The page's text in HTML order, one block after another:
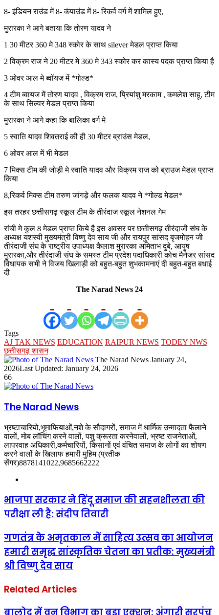
8- इंडियन राउंड में 8- कंपाउंड में 8- रिकर्व वर्ग में शामिल हुए,
मुरारका ने आगे बताया कि तोरण यादव ने
1 30 मीटर 360 मे 348 स्कोर के साथ silever मेडल प्राप्त किया
2 विक्रम राज ने 20 मीटर मे 360 मे 343 स्कोर कर कास्य पदक प्राप्त किया है
3 ओवर आल मे ब्वॉयज में *गोल्ड*
4 टीम ब्वायज में तोरण यादव , विक्रम राज, प्रियांशु मरकाम , कमलेश साहू, टीम
के साथ सिल्वर मेडल प्राप्त किया
मुरारका ने आगे कहा कि बालिका वर्ग मे
5 स्वाति यादव शिवतराई की ही 30 मीटर ब्राउंस मेडल,
6 ओवर आल में भी मेडल
7 मिक्स टीम की जोड़ी मे स्वाति यादव और विक्रम राज को ब्राउज मेडल प्राप्त
किया
8,रिकर्व मिक्स टीम तरुण जांगड़े और फलक यादव ने *गोल्ड मेडल*
इस तरहर छत्तीसगढ़ स्कूल टीम के तीरंदाज स्कूल नेशनल गेम
रांची मे कुल 8 मेडल प्राप्त किये है इस अवसर पर छत्तीसगढ़ तीरंदाजी संघ के
अध्यक्ष यशस्वी मुख्यमंत्री विष्णु देव साय जी और रायपुर सांसद बृजमोहन जी
तीरंदाजी संघ के राष्ट्रीय उपाध्यक्ष कैलाश मुरारका अमिताभ दुबे, आयुष
मुरारका,और तीरंदाजी संघ के समस्त टीम प्रदेश पदाधिकारी कोच मैनेजर सांसद
विधायक सभी ने विजय खिलाड़ी को बहुत-बहुत शुभकामनाएं दी बहुत-बहुत बधाई
दी
The Narad News 24
Tags
AJ TAK NEWS EDUCATION RAIPUR NEWS TODEY NWS
छत्तीसगढ़ शासन
The Narad News Send
January 24,
2026Last Updated: January 24, 2026
66
The Narad News
भ्रष्टाचारियो,भूमाफियाओं,नशे के सौदागरों, समाज में धार्मिक उन्मादता फैलाने
वालों, मोब लॉचिंग करने वालों, पशु क्रूरता करनेवालों, भ्रष्ट राजनेताओं,
लापरवाह अधिकारी,कर्मचारियों, किसानों एवं वंचित समाज के लोगों का शोषण
करने वालों के खिलाफ हमारी मुहिम (प्रतीक
सेंगर)8878141022,9685662222
भाजपा सरकार ने हिंदू समाज की सहनशीलता की
परीक्षा ली है: संदीप तिवारी
गणतंत्र के अमृतकाल में साहित्य उत्सव का आयोजन
हमारी समृद्ध सांस्कृतिक चेतना का प्रतीक: मुख्यमंत्री
श्री विष्णु देव साय
Related Articles